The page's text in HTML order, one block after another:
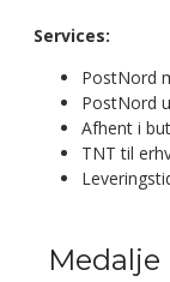
Services:
PostNord
PostNord
Afhent i
TNT til